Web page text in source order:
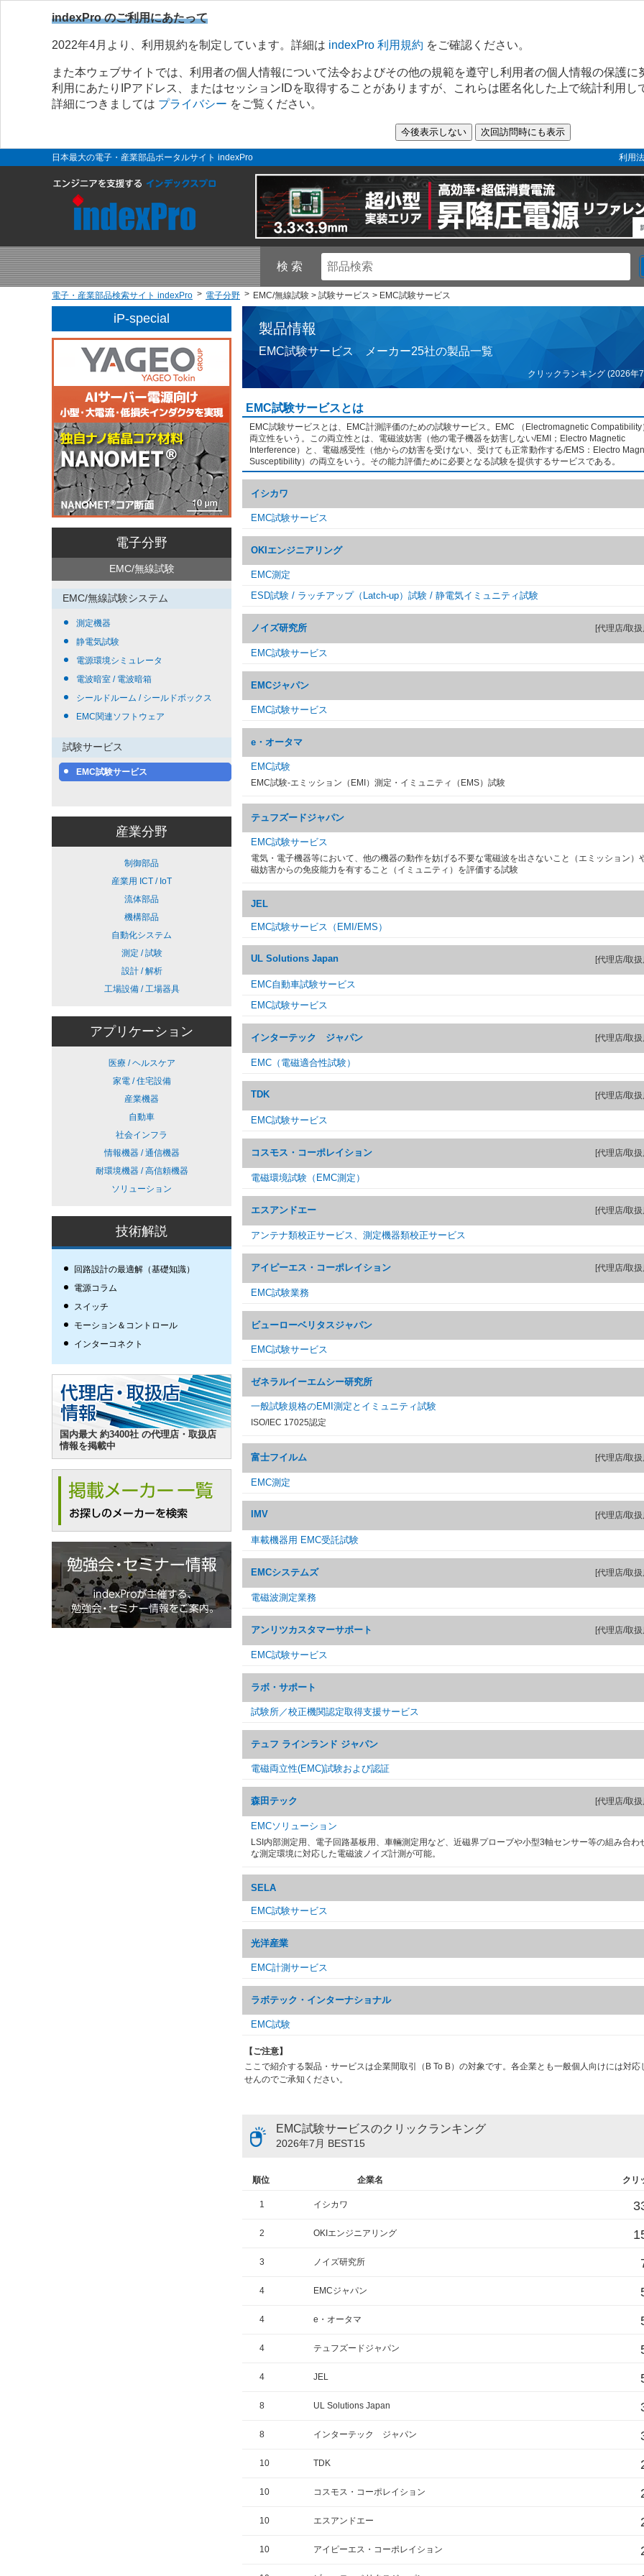
indexPro のご利用にあたって
2022年4月より、利用規約を制定しています。詳細は indexPro 利用規約 をご確認ください。
また本ウェブサイトでは、利用者の個人情報について法令およびその他の規範を遵守し利用者の個人情報の保護に
利用にあたりIPアドレス、またはセッションIDを取得することがありますが、これらは匿名化した上で統計利用し
詳細につきましては プライバシー をご覧ください。
日本最大の電子・産業部品ポータルサイト indexPro 利用
検 索
電子・産業部品検索サイト indexPro 電子分野 EMC/無線試験 > 試験サービス > EMC試験サービス
iP-special
電子分野
EMC/無線試験
EMC/無線試験システム
測定機器
静電気試験
電源環境シミュレータ
電波暗室 / 電波暗箱
シールドルーム / シールドボックス
EMC関連ソフトウェア
試験サービス
EMC試験サービス
産業分野
制御部品
産業用 ICT / IoT
流体部品
機構部品
自動化システム
測定 / 試験
設計 / 解析
工場設備 / 工場器具
アプリケーション
医療 / ヘルスケア
家電 / 住宅設備
産業機器
自動車
社会インフラ
情報機器 / 通信機器
耐環境機器 / 高信頼機器
ソリューション
技術解説
回路設計の最適解（基礎知識）
電源コラム
スイッチ
モーション＆コントロール
インターコネクト
国内最大 約3400社 の代理店・取扱店
情報を掲載中
製品情報
EMC試験サービス メーカー25社の製品一覧
クリックランキング (2026年
EMC試験サービスとは
EMC試験サービスとは、EMC計測評価のための試験サービス。EMC （Electromagnetic Compatibility
両立性をいう。この両立性とは、電磁波妨害（他の電子機器を妨害しない/EMI；Electro Magnetic
Interference）と、電磁感受性（他からの妨害を受けない、受けても正常動作する/EMS：Electro
Susceptibility）の両立をいう。その能力評価ために必要となる試験を提供するサービスである。
イシカワ
EMC試験サービス
OKIエンジニアリング
EMC測定
ESD試験 / ラッチアップ（Latch-up）試験 / 静電気イミュニティ試験
ノイズ研究所 [代理店/取
EMC試験サービス
EMCジャパン
EMC試験サービス
e・オータマ
EMC試験
EMC試験-エミッション（EMI）測定・イミュニティ（EMS）試験
テュフズードジャパン
EMC試験サービス
電気・電子機器等において、他の機器の動作を妨げる不要な電磁波を出さないこと（エミッション）
磁妨害からの免疫能力を有すること（イミュニティ）を評価する試験
JEL
EMC試験サービス（EMI/EMS）
UL Solutions Japan [代理店/取
EMC自動車試験サービス
EMC試験サービス
インターテック ジャパン [代理店/取
EMC（電磁適合性試験）
TDK [代理店/取
EMC試験サービス
コスモス・コーポレイション [代理店/取
電磁環境試験（EMC測定）
エスアンドエー [代理店/取
アンテナ類校正サービス、測定機器類校正サービス
アイピーエス・コーポレイション [代理店/取
EMC試験業務
ビューローベリタスジャパン
EMC試験サービス
ゼネラルイーエムシー研究所
一般試験規格のEMI測定とイミュニティ試験
ISO/IEC 17025認定
富士フイルム [代理店/取
EMC測定
IMV [代理店/取
車載機器用 EMC受託試験
EMCシステムズ [代理店/取
電磁波測定業務
アンリツカスタマーサポート [代理店/取
EMC試験サービス
ラボ・サポート
試験所／校正機関認定取得支援サービス
テュフ ラインランド ジャパン
電磁両立性(EMC)試験および認証
森田テック [代理店/取
EMCソリューション
LSI内部測定用、電子回路基板用、車輛測定用など、近磁界プローブや小型3軸センサー等の組み合わ
な測定環境に対応した電磁波ノイズ計測が可能。
SELA
EMC試験サービス
光洋産業
EMC計測サービス
ラボテック・インターナショナル
EMC試験
【ご注意】
ここで紹介する製品・サービスは企業間取引（B To B）の対象です。各企業とも一般個人向けには対応
せんのでご承知ください。
EMC試験サービスのクリックランキング
2026年7月 BEST15
順位 企業名 クリ
1 イシカワ
2 OKIエンジニアリング
3 ノイズ研究所
4 EMCジャパン
4 e・オータマ
4 テュフズードジャパン
4 JEL
8 UL Solutions Japan
8 インターテック ジャパン
10 TDK
10 コスモス・コーポレイション
10 エスアンドエー
10 アイピーエス・コーポレイション